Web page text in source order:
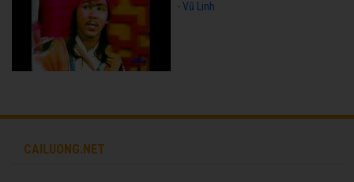
- Vũ Linh
CAILUONG.NET